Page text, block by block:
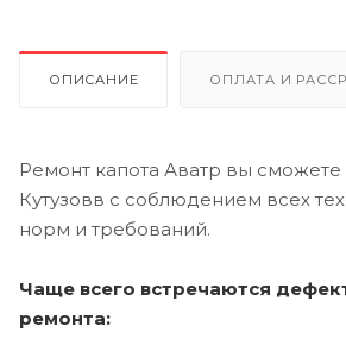
ОПИСАНИЕ ОПЛАТА И
Ремонт капота Аватр вы сможете
Кутузовв с соблюдением всех
норм и требований.
Чаще всего встречаются
ремонта: